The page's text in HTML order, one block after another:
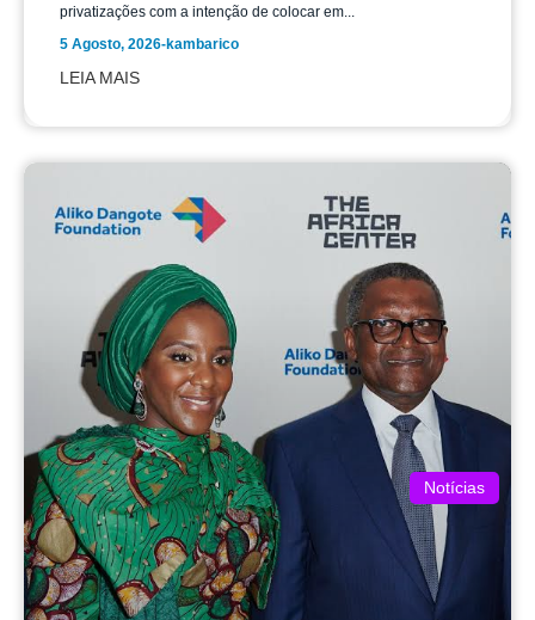
privatizações com a intenção de colocar em...
5 Agosto, 2026-kambarico
LEIA MAIS
Notícias